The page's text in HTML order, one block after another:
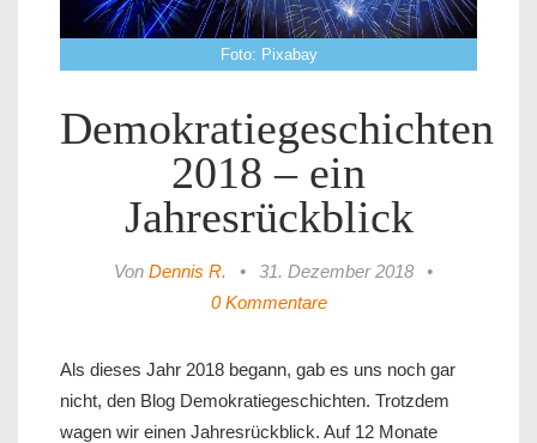
Foto: Pixabay
Demokratiegeschichten
2018 – ein
Jahresrückblick
Von Dennis R. • 31. Dezember 2018
•
0 Kommentare
Als dieses Jahr 2018 begann, gab es uns noch gar
nicht, den Blog Demokratiegeschichten. Trotzdem
wagen wir einen Jahresrückblick. Auf 12 Monate